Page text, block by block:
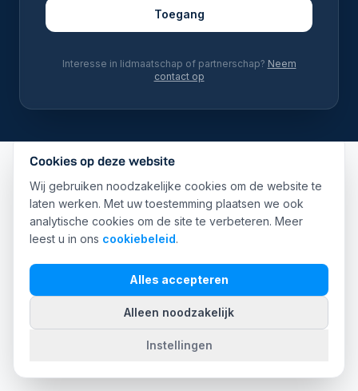
Toegang
Interesse in lidmaatschap of partnerschap? Neem
contact op
Cookies op deze website
Wij gebruiken noodzakelijke cookies om de website te
laten werken. Met uw toestemming plaatsen we ook
analytische cookies om de site te verbeteren. Meer
leest u in ons cookiebeleid.
Alles accepteren
Alleen noodzakelijk
Instellingen